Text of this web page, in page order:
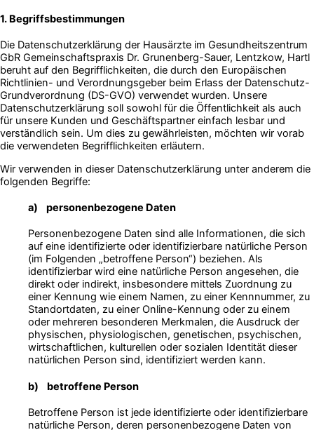
1. Begriffsbestimmungen
Die Datenschutzerklärung der Hausärzte im Gesundheitszentrum
GbR Gemeinschaftspraxis Dr. Grunenberg-Sauer, Lentzkow, Hartl
beruht auf den Begrifflichkeiten, die durch den Europäischen
Richtlinien- und Verordnungsgeber beim Erlass der Datenschutz-
Grundverordnung (DS-GVO) verwendet wurden. Unsere
Datenschutzerklärung soll sowohl für die Öffentlichkeit als auch
für unsere Kunden und Geschäftspartner einfach lesbar und
verständlich sein. Um dies zu gewährleisten, möchten wir vorab
die verwendeten Begrifflichkeiten erläutern.
Wir verwenden in dieser Datenschutzerklärung unter anderem die
folgenden Begriffe:
a) personenbezogene Daten
Personenbezogene Daten sind alle Informationen, die sich
auf eine identifizierte oder identifizierbare natürliche Person
(im Folgenden „betroffene Person“) beziehen. Als
identifizierbar wird eine natürliche Person angesehen, die
direkt oder indirekt, insbesondere mittels Zuordnung zu
einer Kennung wie einem Namen, zu einer Kennnummer, zu
Standortdaten, zu einer Online-Kennung oder zu einem
oder mehreren besonderen Merkmalen, die Ausdruck der
physischen, physiologischen, genetischen, psychischen,
wirtschaftlichen, kulturellen oder sozialen Identität dieser
natürlichen Person sind, identifiziert werden kann.
b) betroffene Person
Betroffene Person ist jede identifizierte oder identifizierbare
natürliche Person, deren personenbezogene Daten von